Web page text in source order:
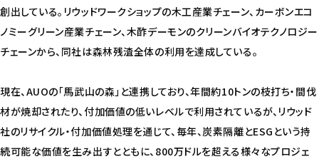
創出している。リウッドワークショップの木工産業チェーン、カーボンエコ
ノミーグリーン産業チェーン、木酢デーモンのクリーンバイオテクノロジー
チェーンから、同社は森林残渣全体の利用を達成している。
現在、AUOの「馬武山の森」と連携しており、年間約10トンの枝打ち・間伐
材が焼却されたり、付加価値の低いレベルで利用されているが、リウッド
社のリサイクル・付加価値処理を通じて、毎年、炭素隔離とESGという持
続可能な価値を生み出すとともに、800万ドルを超える様々なプロジェ